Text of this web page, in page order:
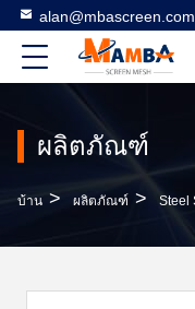
alan@mbascreen.com
ผลิตภัณฑ์
บ้าน > ผลิตภัณฑ์ > Steel Screen